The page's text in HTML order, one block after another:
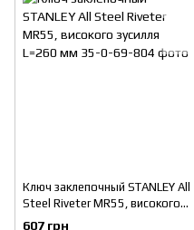
Ключ заклепочный STANLEY All
Steel Riveter MR55, високого
зусилля L=260 мм
607 грн